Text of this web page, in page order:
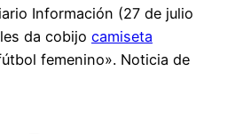
Información (27 de julio
da cobijo camiseta
femenino». Noticia de